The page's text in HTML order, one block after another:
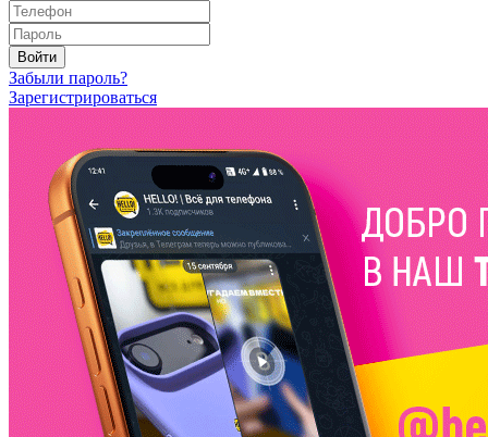
Войти
Забыли пароль?
Зарегистрироваться